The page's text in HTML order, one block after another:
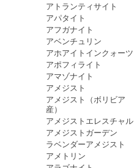
アトランティサイト
アパタイト
アフガナイト
アベンチュリン
アホアイトインクォーツ
アポフィライト
アマゾナイト
アメジスト
アメジスト（ボリビア
産）
アメジストエレスチャル
アメジストガーデン
ラベンダーアメジスト
アメトリン